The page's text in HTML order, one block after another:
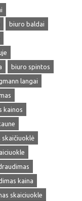
biuro baldai
biuro spintos
langai
kainos
skaičiuoklė
kaina
skaiciuokle